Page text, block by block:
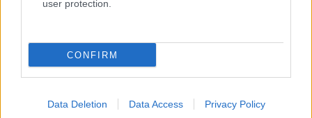
user protection.
CONFIRM
Data Deletion Data Access Privacy Policy
εξέλιξη η καταγραφή των επαγγελματιών
designers της χώρας, πολλοί εκ των οποίων δεν
γίνεται στον χώρο του εμπορίου. Το